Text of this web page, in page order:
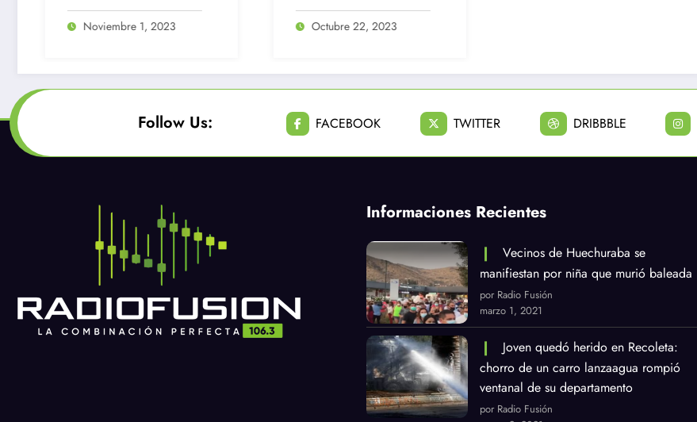
medalla de plata para
Chile en Santiago
Octubre 22, 2023
Follow Us: FACEBOOK TWITTER DRIBBBLE
Informaciones Recientes
Vecinos de Huechuraba se
manifiestan por niña que murió baleada
por Radio Fusión
marzo 1, 2021
Joven quedó herido en Recoleta:
chorro de un carro lanzaagua rompió
ventanal de su departamento
por Radio Fusión